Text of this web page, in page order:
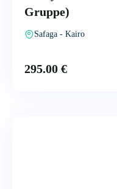
Gruppe)
Safaga - Kairo
295.00 €